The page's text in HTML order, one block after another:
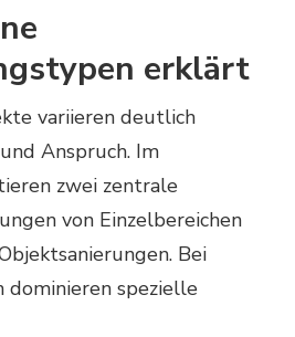
erklärt
variieren deutlich
Anspruch. Im
zwei zentrale
von Einzelbereichen
Bei
dominieren spezielle